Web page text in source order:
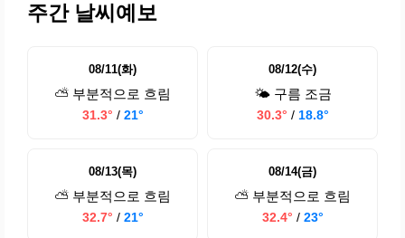
주간 날씨예보
08/11(화)
⛅ 부분적으로 흐림
31.3° / 21°
08/12(수)
🌤️ 구름 조금
30.3° / 18.8°
08/13(목)
⛅ 부분적으로 흐림
32.7° / 21°
08/14(금)
⛅ 부분적으로 흐림
32.4° / 23°